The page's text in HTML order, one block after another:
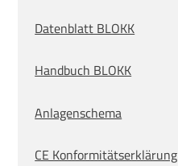
Datenblatt BLOKK
Handbuch BLOKK
Anlagenschema
CE Konformitätserklärung